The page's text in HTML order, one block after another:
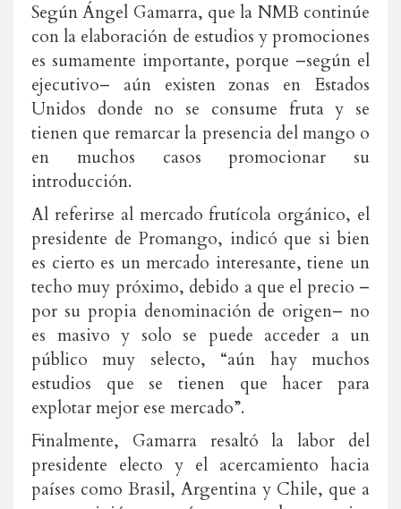
Según Ángel Gamarra, que la NMB continúe
con la elaboración de estudios y promociones
es sumamente importante, porque –según el
ejecutivo– aún existen zonas en Estados
Unidos donde no se consume fruta y se
tienen que remarcar la presencia del mango o
en muchos casos promocionar su
introducción.
Al referirse al mercado frutícola orgánico, el
presidente de Promango, indicó que si bien
es cierto es un mercado interesante, tiene un
techo muy próximo, debido a que el precio –
por su propia denominación de origen– no
es masivo y solo se puede acceder a un
público muy selecto, “aún hay muchos
estudios que se tienen que hacer para
explotar mejor ese mercado”.
Finalmente, Gamarra resaltó la labor del
presidente electo y el acercamiento hacia
países como Brasil, Argentina y Chile, que a